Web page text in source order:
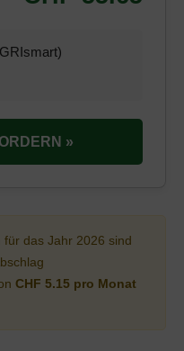
»
das Jahr 2026 sind
CHF 5.15 pro Monat